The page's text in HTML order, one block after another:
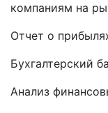
компаниям на
Отчет о
Бухгалтерский
Анализ